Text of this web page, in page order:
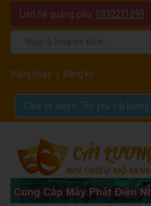
Liên hệ quảng cáo: 0932221090
Đăng nhập Đăng ký
Chia sẻ video "Tôi yêu cải lương".